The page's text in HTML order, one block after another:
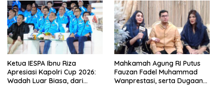
Ketua IESPA Ibnu Riza
Apresiasi Kapolri Cup 2026:
Wadah Luar Biasa, dari
Mahkamah Agung RI Putus
Fauzan Fadel Muhammad
Wanprestasi, serta Dugaan